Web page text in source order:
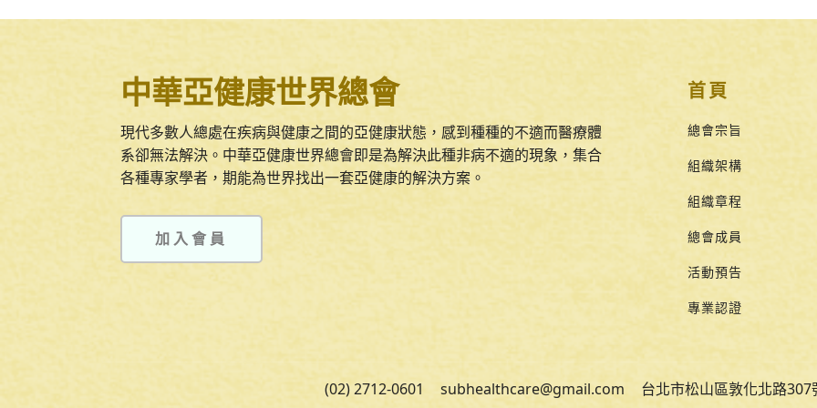
中華亞健康世界總會
現代多數人總處在疾病與健康之間的亞健康狀態，感到種種的不適而醫療體
系卻無法解決。中華亞健康世界總會即是為解決此種非病不適的現象，集合
各種專家學者，期能為世界找出一套亞健康的解決方案。
加入會員
首頁
總會宗旨
組織架構
組織章程
總會成員
活動預告
專業認證
(02) 2712-0601 subhealthcare@gmail.com 台北市松山區敦化北路307